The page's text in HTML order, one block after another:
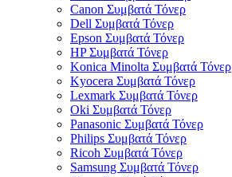
Canon Συμβατά Τόνερ
Dell Συμβατά Τόνερ
Epson Συμβατά Τόνερ
HP Συμβατά Τόνερ
Konica Minolta Συμβατά Τόνερ
Kyocera Συμβατά Τόνερ
Lexmark Συμβατά Τόνερ
Oki Συμβατά Τόνερ
Panasonic Συμβατά Τόνερ
Philips Συμβατά Τόνερ
Ricoh Συμβατά Τόνερ
Samsung Συμβατά Τόνερ